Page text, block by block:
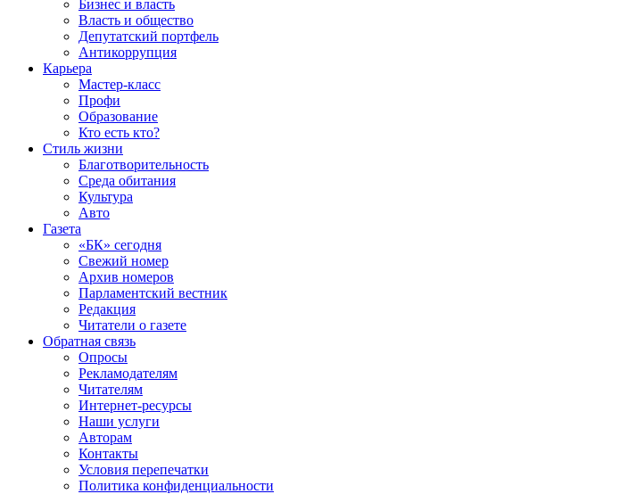
Бизнес и власть
Власть и общество
Депутатский портфель
Антикоррупция
Карьера
Мастер-класс
Профи
Образование
Кто есть кто?
Стиль жизни
Благотворительность
Среда обитания
Культура
Авто
Газета
«БК» сегодня
Свежий номер
Архив номеров
Парламентский вестник
Редакция
Читатели о газете
Обратная связь
Опросы
Рекламодателям
Читателям
Интернет-ресурсы
Наши услуги
Авторам
Контакты
Условия перепечатки
Политика конфиденциальности